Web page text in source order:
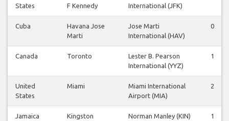
States
F Kennedy
International (JFK)
Cuba
Havana Jose
Marti
Jose Marti
International (HAV)
0
Canada Toronto
Lester B. Pearson
International (YYZ)
1
United
States
Miami
Miami International
Airport (MIA)
2
Jamaica
Kingston
Norman Manley (KIN) 1